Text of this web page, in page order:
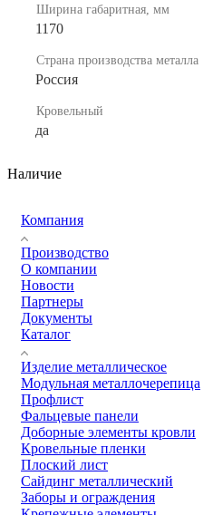
Ширина габаритная, мм
1170
Страна производства металла
Россия
Кровельный
да
Наличие
Компания
Производство
О компании
Новости
Партнеры
Документы
Каталог
Изделие металлическое
Модульная металлочерепица
Профлист
Фальцевые панели
Доборные элементы кровли
Кровельные пленки
Плоский лист
Сайдинг металлический
Заборы и ограждения